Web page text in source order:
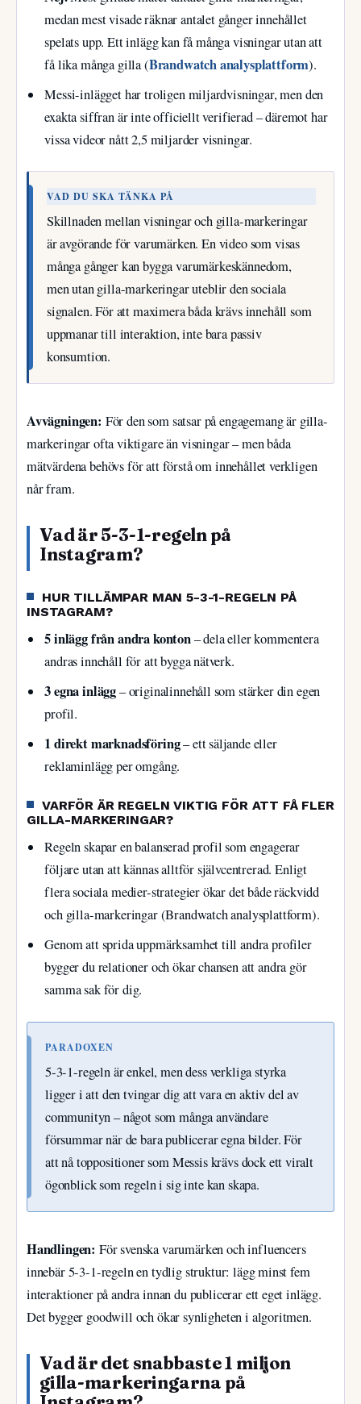
medan mest visade räknar antalet gånger innehållet
spelats upp. Ett inlägg kan få många visningar utan att
få lika många gilla (Brandwatch analysplattform).
Messi-inlägget har troligen miljardvisningar, men den
exakta siffran är inte officiellt verifierad – däremot har
vissa videor nått 2,5 miljarder visningar.
VAD DU SKA TÄNKA PÅ
Skillnaden mellan visningar och gilla-markeringar
är avgörande för varumärken. En video som visas
många gånger kan bygga varumärkeskännedom,
men utan gilla-markeringar uteblir den sociala
signalen. För att maximera båda krävs innehåll som
uppmanar till interaktion, inte bara passiv
konsumtion.
Avvägningen: För den som satsar på engagemang är gilla-
markeringar ofta viktigare än visningar – men båda
mätvärdena behövs för att förstå om innehållet verkligen
når fram.
Vad är 5-3-1-regeln på
Instagram?
HUR TILLÄMPAR MAN 5-3-1-REGELN PÅ
INSTAGRAM?
5 inlägg från andra konton– dela eller kommentera
andras innehåll för att bygga nätverk.
3 egna inlägg– originalinnehåll som stärker din egen
profil.
1 direkt marknadsföring– ett säljande eller
reklaminlägg per omgång.
VARFÖR ÄR REGELN VIKTIG FÖR ATT FÅ FLER
GILLA-MARKERINGAR?
Regeln skapar en balanserad profil som engagerar
följare utan att kännas alltför självcentrerad. Enligt
flera sociala medier-strategier ökar det både räckvidd
och gilla-markeringar (Brandwatch analysplattform).
Genom att sprida uppmärksamhet till andra profiler
bygger du relationer och ökar chansen att andra gör
samma sak för dig.
PARADOXEN
5-3-1-regeln är enkel, men dess verkliga styrka
ligger i att den tvingar dig att vara en aktiv del av
communityn – något som många användare
försummar när de bara publicerar egna bilder. För
att nå toppositioner som Messis krävs dock ett viralt
ögonblick som regeln i sig inte kan skapa.
Handlingen: För svenska varumärken och influencers
innebär 5-3-1-regeln en tydlig struktur: lägg minst fem
interaktioner på andra innan du publicerar ett eget inlägg.
Det bygger goodwill och ökar synligheten i algoritmen.
Vad är det snabbaste 1 miljon
gilla-markeringarna på